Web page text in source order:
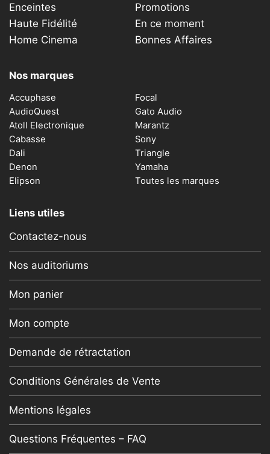
Enceintes
Haute Fidélité
Home Cinema
Promotions
En ce moment
Bonnes Affaires
Nos marques
Accuphase
AudioQuest
Atoll Electronique
Cabasse
Dali
Denon
Elipson
Focal
Gato Audio
Marantz
Sony
Triangle
Yamaha
Toutes les marques
Liens utiles
Contactez-nous
Nos auditoriums
Mon panier
Mon compte
Demande de rétractation
Conditions Générales de Vente
Mentions légales
Questions Fréquentes – FAQ